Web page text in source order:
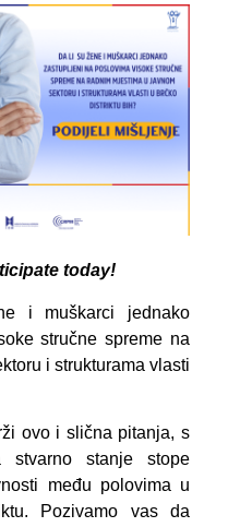
today!
i muškarci jednako
stručne spreme na
i strukturama vlasti
ovo i slična pitanja, s
stanje stope
među polovima u
Pozivamo vas da